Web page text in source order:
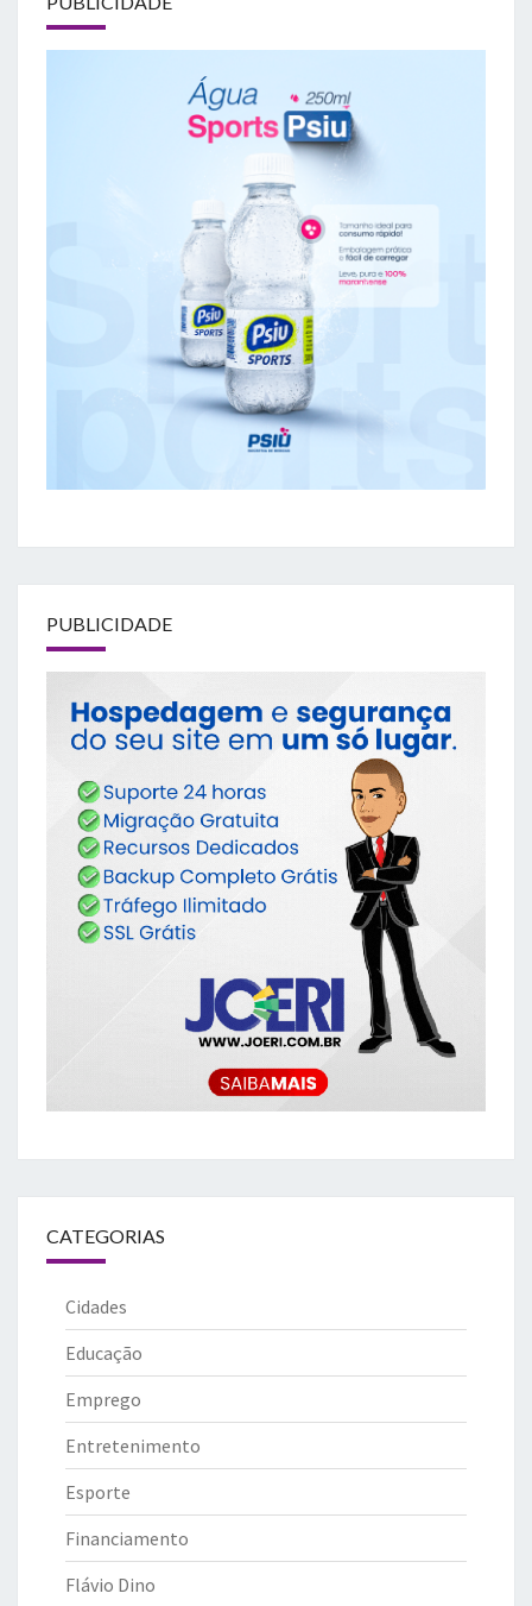
PUBLICIDADE
CATEGORIAS
Cidades
Educação
Emprego
Entretenimento
Esporte
Financiamento
Flávio Dino